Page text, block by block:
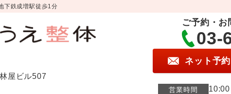
下鉄成増駅徒歩1分
屋ビル507
ご予約・お
03-
ネット予約
営業時間